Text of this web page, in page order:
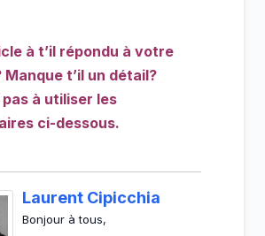
à t’il répondu à votre
Manque t’il un détail?
pas à utiliser les
ci-dessous.
Laurent Cipicchia
Bonjour à tous,